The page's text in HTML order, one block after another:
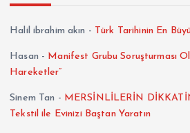
Halil ibrahim akın - Türk Tarihinin En
Hasan - Manifest Grubu Soruşturması
Hareketler”
Sinem Tan - MERSİNLİLERİN
Tekstil ile Evinizi Baştan Yaratın